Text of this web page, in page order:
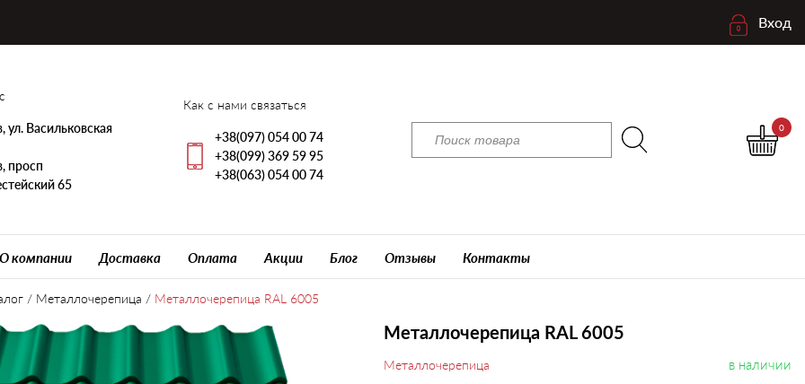
Вход
ул. Васильковская
просп
65
Как с нами связаться
+38(097) 054 00 74
+38(099) 369 59 95
+38(063) 054 00 74
0
О компании Доставка Оплата Акции Блог Отзывы Контакты
/ Металлочерепица / Металлочерепица RAL 6005
Металлочерепица RAL 6005
Металлочерепица в наличии